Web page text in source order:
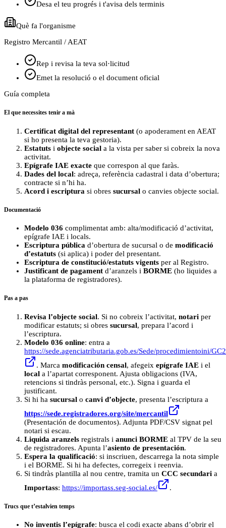
Desa el teu progrés i t'avisa dels terminis
Què fa l'organisme
Registro Mercantil / AEAT
Rep i revisa la teva sol·licitud
Emet la resolució o el document oficial
Guía completa
El que necessites tenir a mà
Certificat digital del representant (o apoderament en AEAT
si ho presenta la teva gestoria).
Estatuts i objecte social a la vista per saber si cobreix la nova
activitat.
Epígrafe IAE exacte que correspon al que faràs.
Dades del local: adreça, referència cadastral i data d’obertura;
contracte si n’hi ha.
Acord i escriptura si obres sucursal o canvies objecte social.
Documentació
Modelo 036 complimentat amb: alta/modificació d’activitat,
epígrafe IAE i locals.
Escriptura pública d’obertura de sucursal o de modificació
d’estatuts (si aplica) i poder del presentant.
Escriptura de constitució/estatuts vigents per al Registro.
Justificant de pagament d’aranzels i BORME (ho liquides a
la plataforma de registradores).
Pas a pas
Revisa l’objecte social. Si no cobreix l’activitat, notari per
modificar estatuts; si obres sucursal, prepara l’acord i
l’escriptura.
Modelo 036 online: entra a
https://sede.agenciatributaria.gob.es/Sede/procedimientoini/
. Marca modificación censal, afegeix epígrafe IAE i el
local a l’apartat corresponent. Ajusta obligacions (IVA,
retencions si tindràs personal, etc.). Signa i guarda el
justificant.
Si hi ha sucursal o canvi d’objecte, presenta l’escriptura a
https://sede.registradores.org/site/mercantil
(Presentación de documentos). Adjunta PDF/CSV signat pel
notari si escau.
Liquida aranzels registrals i anunci BORME al TPV de la seu
de registradores. Apunta l’asiento de presentación.
Espera la qualificació: si inscriuen, descarrega la nota simple
i el BORME. Si hi ha defectes, corregeix i reenvia.
Si tindràs plantilla al nou centre, tramita un CCC secundari a
Importass: https://importass.seg-social.es/ .
Trucs que t’estalvien temps
No inventis l’epígrafe: busca el codi exacte abans d’obrir el